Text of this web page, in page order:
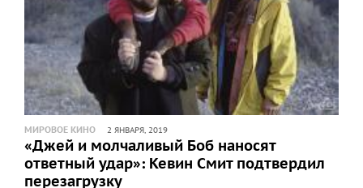
МИРОВОЕ КИНО 2 ЯНВАРЯ, 2019
«Джей и молчаливый Боб наносят
ответный удар»: Кевин Смит подтвердил
перезагрузку